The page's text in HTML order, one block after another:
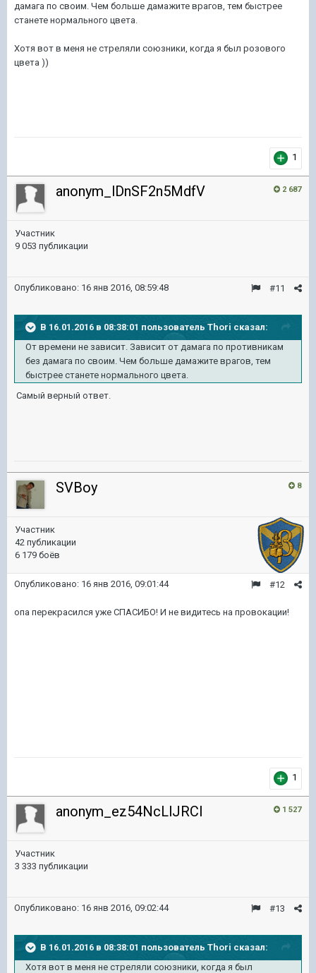
дамага по своим. Чем больше дамажите врагов, тем быстрее
станете нормального цвета.
Хотя вот в меня не стреляли союзники, когда я был розового
цвета ))
1
2 687
anonym_lDnSF2n5MdfV
Участник
9 053 публикации
#11
Опубликовано: 16 янв 2016, 08:59:48
В 16.01.2016 в 08:38:01 пользователь Thori сказал:
От времени не зависит. Зависит от дамага по противникам
без дамага по своим. Чем больше дамажите врагов, тем
быстрее станете нормального цвета.
Самый верный ответ.
8
SVBoy
Участник
42 публикации
6 179 боёв
#12
Опубликовано: 16 янв 2016, 09:01:44
опа перекрасился уже СПАСИБО! И не видитесь на провокации!
1
1 527
anonym_ez54NcLlJRCl
Участник
3 333 публикации
#13
Опубликовано: 16 янв 2016, 09:02:44
В 16.01.2016 в 08:38:01 пользователь Thori сказал:
Хотя вот в меня не стреляли союзники, когда я был